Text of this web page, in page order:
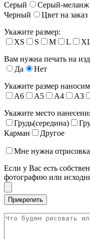
Серый
Серый-меланж
Черный
Цвет на заказ
Укажите размер:
XS
S M L
Вам нужна печать на
Да
Нет
Укажите размер
A6
A5 A4 A3
Укажите место
Грудь(середина)
Карман
Другое
Мне нужна
Если у Вас есть
фотографию или